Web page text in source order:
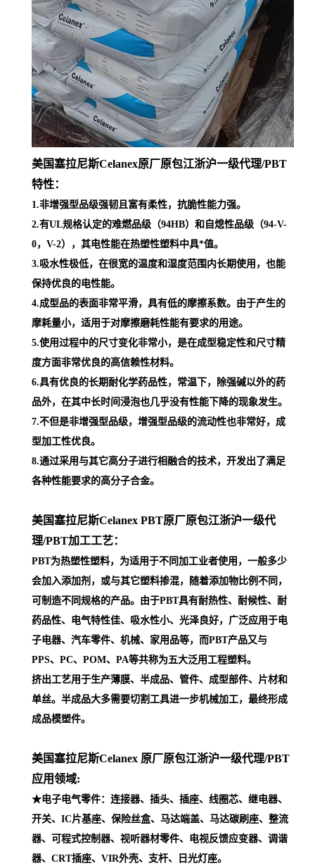
美国塞拉尼斯Celanex原厂原包江浙沪一级代理/PBT
特性：
1.非增强型品级强韧且富有柔性，抗脆性能力强。
2.有UL规格认定的难燃品级（94HB）和自熄性品级（94-V-
0，V-2），其电性能在热塑性塑料中具*值。
3.吸水性极低，在很宽的温度和湿度范围内长期使用，也能
保持优良的电性能。
4.成型品的表面非常平滑，具有低的摩擦系数。由于产生的
摩耗量小，适用于对摩擦磨耗性能有要求的用途。
5.使用过程中的尺寸变化非常小，是在成型稳定性和尺寸精
度方面非常优良的高信赖性材料。
6.具有优良的长期耐化学药品性，常温下，除强碱以外的药
品外，在其中长时间浸泡也几乎没有性能下降的现象发生。
7.不但是非增强型品级，增强型品级的流动性也非常好，成
型加工性优良。
8.通过采用与其它高分子进行相融合的技术，开发出了满足
各种性能要求的高分子合金。
美国塞拉尼斯Celanex PBT原厂原包江浙沪一级代
理/PBT加工工艺：
PBT为热塑性塑料，为适用于不同加工业者使用，一般多少
会加入添加剂，或与其它塑料掺混，随着添加物比例不同，
可制造不同规格的产品。由于PBT具有耐热性、耐候性、耐
药品性、电气特性佳、吸水性小、光泽良好，广泛应用于电
子电器、汽车零件、机械、家用品等，而PBT产品又与
PPS、PC、POM、PA等共称为五大泛用工程塑料。
挤出工艺用于生产薄膜、半成品、管件、成型部件、片材和
单丝。半成品大多需要切割工具进一步机械加工，最终形成
成品模塑件。
美国塞拉尼斯Celanex 原厂原包江浙沪一级代理/PBT
应用领域:
★电子电气零件：连接器、插头、插座、线圈芯、继电器、
开关、IC片基座、保险丝盒、马达端盖、马达碳刷座、整流
器、可程式控制器、视听器材零件、电视反馈应变器、调谐
器、CRT插座、VIR外壳、支杆、日光灯座。